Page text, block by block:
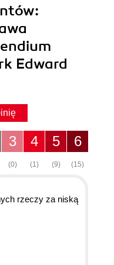
Edward
6
(15)
5
(9)
4
(1)
3
(0)
rzeczy za niską